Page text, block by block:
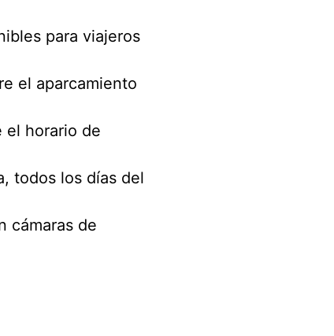
para viajeros
el aparcamiento
el horario de
todos los días del
cámaras de